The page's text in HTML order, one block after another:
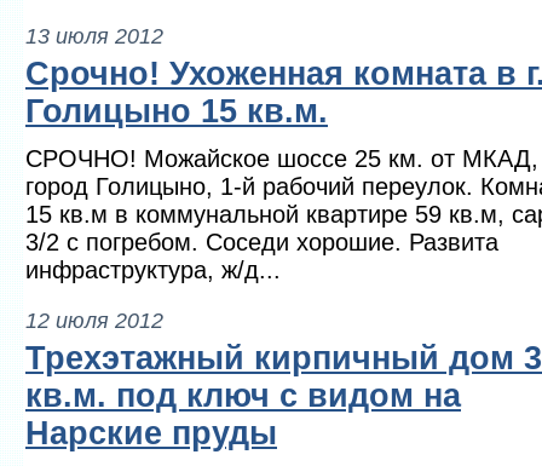
13 июля 2012
Срочно! Ухоженная комната в
Голицыно 15 кв.м.
СРОЧНО! Можайское шоссе 25 км. от МКАД,
город Голицыно, 1-й рабочий переулок.
15 кв.м в коммунальной квартире 59 кв.м,
3/2 с погребом. Соседи хорошие. Развита
инфраструктура, ж/д...
12 июля 2012
Трехэтажный кирпичный дом
кв.м. под ключ с видом на
Нарские пруды